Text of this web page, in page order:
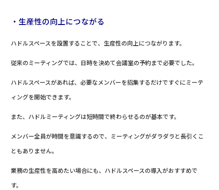
・生産性の向上につながる
ハドルスペースを設置することで、生産性の向上につながります。
従来のミーティングでは、日時を決めて会議室の予約まで必要でした。
ハドルスペースがあれば、必要なメンバーを招集するだけですぐにミーテ
ィングを開始できます。
また、ハドルミーティングは短時間で終わらせるのが基本です。
メンバー全員が時間を意識するので、ミーティングがダラダラと長引くこ
ともありません。
業務の生産性を高めたい場合にも、ハドルスペースの導入がおすすめで
す。